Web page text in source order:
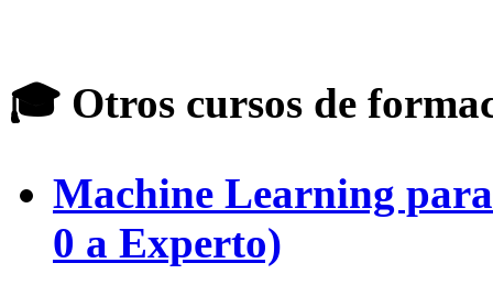
🎓 Otros cursos de
Machine Learning
0 a Experto)